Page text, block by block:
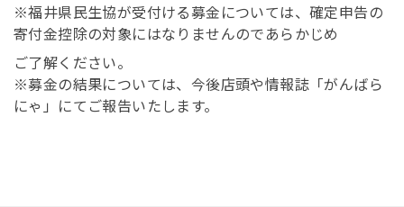
※福井県民生協が受付ける募金については、確定申告の
寄付金控除の対象にはなりませんのであらかじめ
ご了解ください。
※募金の結果については、今後店頭や情報誌「がんばら
にゃ」にてご報告いたします。